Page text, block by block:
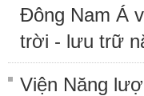
Đông Nam Á
trời - lưu trữ
Viện Năng